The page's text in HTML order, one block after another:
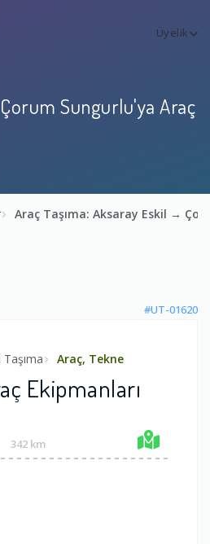
Üyelik
Sungurlu'ya Araç
Araç Taşıma: Aksaray Eskil →
#UT-01620
Taşıma Araç, Tekne
Ekipmanları
342 km